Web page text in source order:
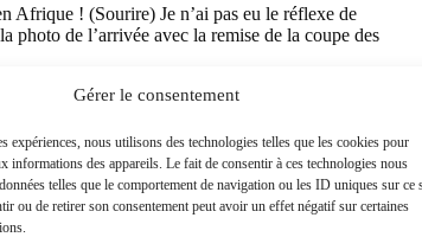
Gérer le consentement
expériences, nous utilisons des technologies telles que les cookies pour
informations des appareils. Le fait de consentir à ces technologies nous
telles que le comportement de navigation ou les ID uniques sur ce
ou de retirer son consentement peut avoir un effet négatif sur certaines
Afrique ! (Sourire) Je n’ai pas eu le réflexe de
photo de l’arrivée avec la remise de la coupe des
Marocaine sans quasiment de D+ et quelques
bosses.
quasiment favorable, du faux plat qui s’avale
son VAE. Le groupe est plus ou moins
reformer l’ensemble.